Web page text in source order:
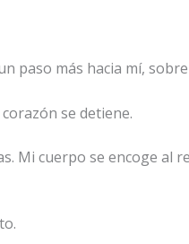
paso más hacia mí,
se detiene.
Mi cuerpo se encoge al